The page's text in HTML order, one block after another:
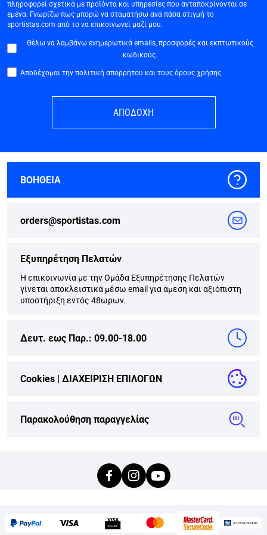
πληροφορεί σχετικά με προϊόντα και υπηρεσίες που ανταποκρίνονται σε
εμένα. Γνωρίζω πως μπορώ να σταματήσω ανά πάσα στιγμή το
sportistas.com από το να επικοινωνεί μαζί μου.
Θέλω να λαμβάνω ενημερωτικά emails, προσφορές και εκπτωτικούς
κωδικούς.
Αποδέχομαι την πολιτική απορρήτου και τους όρους χρήσης
ΑΠΟΔΟΧΗ
ΒΟΗΘΕΙΑ
orders@sportistas.com
Εξυπηρέτηση Πελατών
Η επικοινωνία με την Ομάδα Εξυπηρέτησης Πελατών
γίνεται αποκλειστικά μέσω email για άμεση και αξιόπιστη
υποστήριξη εντός 48ωρων.
Δευτ. εως Παρ.: 09.00-18.00
Cookies | ΔΙΑΧΕΙΡΙΣΗ ΕΠΙΛΟΓΩΝ
Παρακολούθηση παραγγελίας